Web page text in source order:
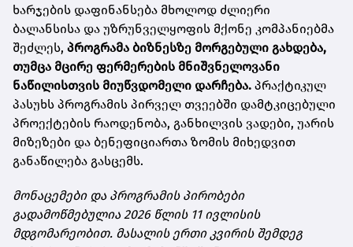
ხარჯების დაფინანსება მხოლოდ ძლიერი
ბალანსისა და უზრუნველყოფის მქონე კომპანიებმა
შეძლეს, პროგრამა ბიზნესზე მორგებული გახდება,
თუმცა მცირე ფერმერების მნიშვნელოვანი
ნაწილისთვის მიუწვდომელი დარჩება. პრაქტიკულ
პასუხს პროგრამის პირველ თვეებში დამტკიცებული
პროექტების რაოდენობა, განხილვის ვადები, უარის
მიზეზები და ბენეფიციართა ზომის მიხედვით
განაწილება გასცემს.
მონაცემები და პროგრამის პირობები
გადამოწმებულია 2026 წლის 11 ივლისის
მდგომარეობით. მასალის ერთი კვირის შემდეგ